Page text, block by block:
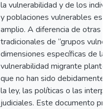
la vulnerabilidad y de los
y poblaciones vulnerables es
amplio. A diferencia de otras
tradicionales de “grupos
dimensiones específicas de la
vulnerabilidad migrante
que no han sido debidamente
la ley, las políticas o las
judiciales. Este documento